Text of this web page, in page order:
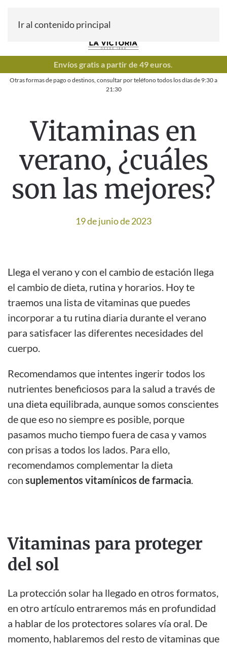
Ir al contenido principal
Envíos gratis a partir de 49 euros.
Otras formas de pago o destinos, consultar por teléfono todos los días de 9:30a
21:30
Vitaminas en
verano, ¿cuáles
son las mejores?
19 de junio de 2023
Llega el verano y con el cambio de estación llega
el cambio de dieta, rutina y horarios. Hoy te
traemos una lista de vitaminas que puedes
incorporar a tu rutina diaria durante el verano
para satisfacer las diferentes necesidades del
cuerpo.
Recomendamos que intentes ingerir todos los
nutrientes beneficiosos para la salud a través de
una dieta equilibrada, aunque somos conscientes
de que eso no siempre es posible, porque
pasamos mucho tiempo fuera de casa y vamos
con prisas a todos los lados. Para ello,
recomendamos complementar la dieta
con suplementos vitamínicos de farmacia.
Vitaminas para proteger
del sol
La protección solar ha llegado en otros formatos,
en otro artículo entraremos más en profundidad
a hablar de los protectores solares vía oral. De
momento, hablaremos del resto de vitaminas que